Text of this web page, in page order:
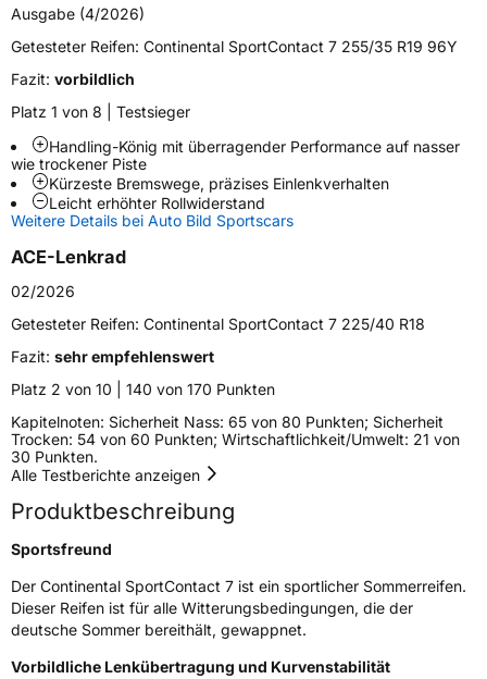
VerwendungSommerreifen
ModellnameSportContact 7
FahrzeugartPKW & SUV
Weitere Eigenschaften
SchlauchtypTL
Zustand Neureifen
Verstärkt
FelgenschutzFR
EU Label
EffizienzC
Nasshaftung
Rollgeräusch (Klasse)B
Rollgeräusch (dB)72
Ausgabe (4/2026)
Getesteter Reifen: Continental SportContact 7 255/35 R19 96Y
Fazit: vorbildlich
Platz 1 von 8 | Testsieger
Handling-König mit überragender Performance auf nasser
wie trockener Piste
Kürzeste Bremswege, präzises Einlenkverhalten
Leicht erhöhter Rollwiderstand
Weitere Details bei Auto Bild Sportscars
ACE-Lenkrad
02/2026
Getesteter Reifen: Continental SportContact 7 225/40 R18
Fazit: sehr empfehlenswert
Platz 2 von 10 | 140 von 170 Punkten
Kapitelnoten: Sicherheit Nass: 65 von 80 Punkten; Sicherheit
Trocken: 54 von 60 Punkten; Wirtschaftlichkeit/Umwelt: 21 von
30 Punkten.
Alle Testberichte anzeigen
Produktbeschreibung
Sportsfreund
Der Continental SportContact 7 ist ein sportlicher Sommerreifen.
Dieser Reifen ist für alle Witterungsbedingungen, die der
deutsche Sommer bereithält, gewappnet.
Vorbildliche Lenkübertragung und Kurvenstabilität